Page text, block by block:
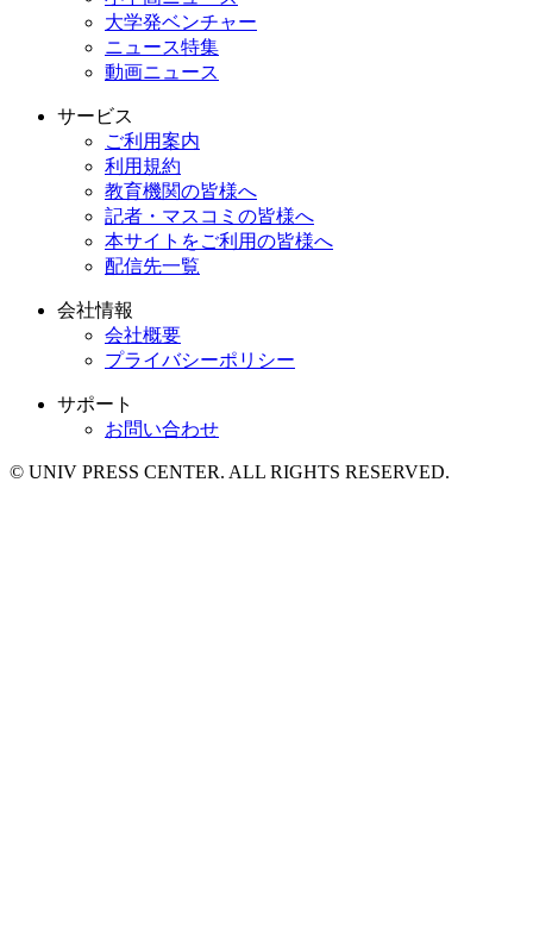
大学発ベンチャー
ニュース特集
動画ニュース
サービス
ご利用案内
利用規約
教育機関の皆様へ
記者・マスコミの皆様へ
本サイトをご利用の皆様へ
配信先一覧
会社情報
会社概要
プライバシーポリシー
サポート
お問い合わせ
© UNIV PRESS CENTER. ALL RIGHTS RESERVED.